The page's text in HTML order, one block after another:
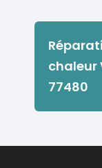
chaleur
77480